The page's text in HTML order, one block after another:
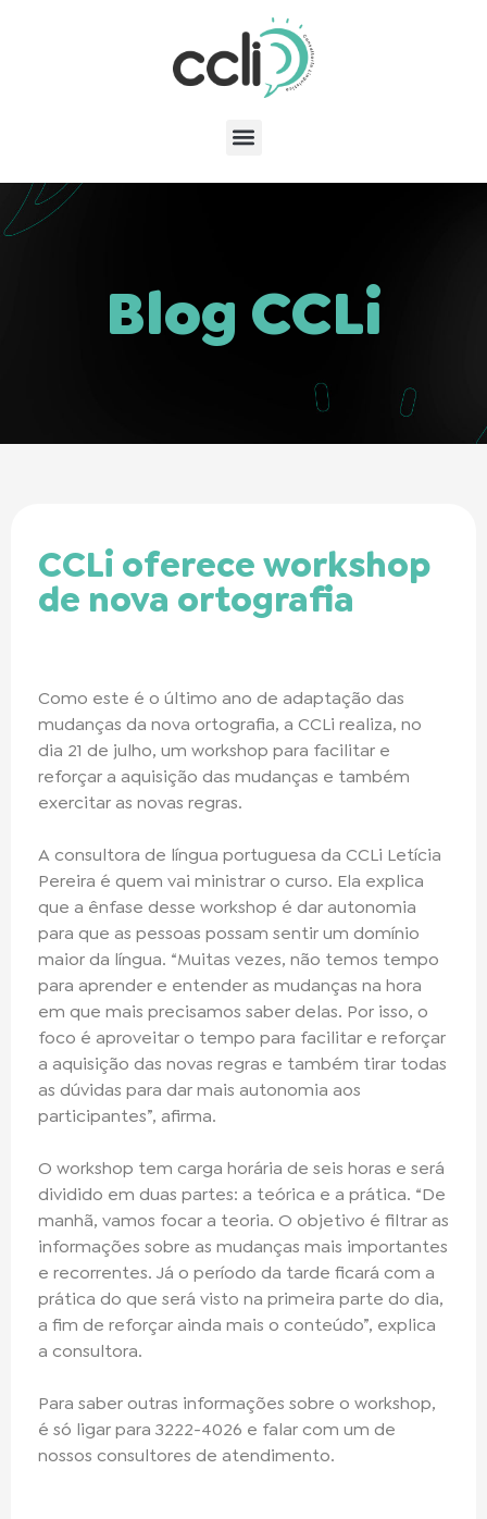
Blog CCLi
CCLi oferece workshop
de nova ortografia
Como este é o último ano de adaptação das
mudanças da nova ortografia, a CCLi realiza, no
dia 21 de julho, um workshop para facilitar e
reforçar a aquisição das mudanças e também
exercitar as novas regras.
A consultora de língua portuguesa da CCLi Letícia
Pereira é quem vai ministrar o curso. Ela explica
que a ênfase desse workshop é dar autonomia
para que as pessoas possam sentir um domínio
maior da língua. “Muitas vezes, não temos tempo
para aprender e entender as mudanças na hora
em que mais precisamos saber delas. Por isso, o
foco é aproveitar o tempo para facilitar e reforçar
a aquisição das novas regras e também tirar todas
as dúvidas para dar mais autonomia aos
participantes”, afirma.
O workshop tem carga horária de seis horas e será
dividido em duas partes: a teórica e a prática. “De
manhã, vamos focar a teoria. O objetivo é filtrar as
informações sobre as mudanças mais importantes
e recorrentes. Já o período da tarde ficará com a
prática do que será visto na primeira parte do dia,
a fim de reforçar ainda mais o conteúdo”, explica
a consultora.
Para saber outras informações sobre o workshop,
é só ligar para 3222-4026 e falar com um de
nossos consultores de atendimento.